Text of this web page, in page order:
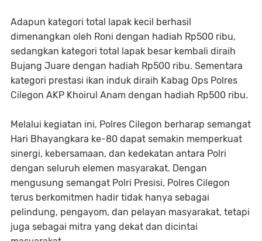
Adapun kategori total lapak kecil berhasil
dimenangkan oleh Roni dengan hadiah Rp500 ribu,
sedangkan kategori total lapak besar kembali diraih
Bujang Juare dengan hadiah Rp500 ribu. Sementara
kategori prestasi ikan induk diraih Kabag Ops Polres
Cilegon AKP Khoirul Anam dengan hadiah Rp500 ribu.
Melalui kegiatan ini, Polres Cilegon berharap semangat
Hari Bhayangkara ke-80 dapat semakin memperkuat
sinergi, kebersamaan, dan kedekatan antara Polri
dengan seluruh elemen masyarakat. Dengan
mengusung semangat Polri Presisi, Polres Cilegon
terus berkomitmen hadir tidak hanya sebagai
pelindung, pengayom, dan pelayan masyarakat, tetapi
juga sebagai mitra yang dekat dan dicintai